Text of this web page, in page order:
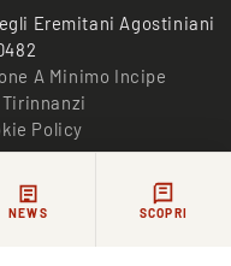
Eremitani Agostiniani
A Minimo Incipe
Policy
NEWS SCOPRI